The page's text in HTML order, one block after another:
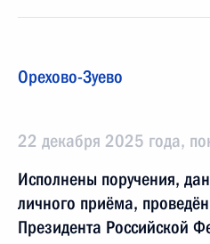
Орехово-Зуево
22 декабря 2025 года,
Исполнены поручения,
личного приёма,
Президента Российской